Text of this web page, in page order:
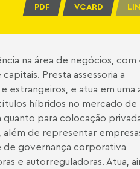
PDF VCARD
na área de negócios, com
Presta assessoria a
estrangeiros, e atua em uma
híbridos no mercado de
para colocação
além de representar
de governança corporativa
e autorreguladoras. Atua,